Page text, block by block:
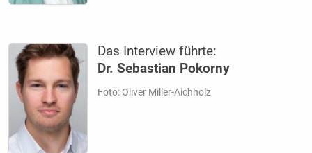
Das Interview führte:
Dr. Sebastian Pokorny
Foto: Oliver Miller-Aichholz